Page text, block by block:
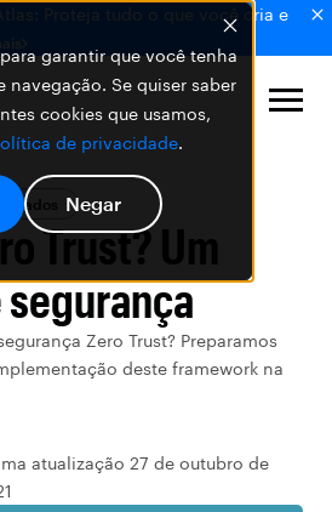
garantir que você tenha
navegação. Se quiser saber
cookies que usamos,
de privacidade.
Negar
Proteja tudo o que você cria e
Dados
Trust? Um
Zero Trust? Preparamos
deste framework na
atualização 27 de outubro de